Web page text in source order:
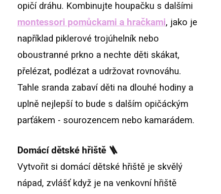
opičí dráhu. Kombinujte houpačku s dalšími
montessori pomůckami a hračkami, jako je
například piklerové trojúhelník nebo
oboustranné prkno a nechte děti skákat,
přelézat, podlézat a udržovat rovnováhu.
Tahle sranda zabaví děti na dlouhé hodiny a
uplně nejlepší to bude s dalším opičáckým
parťákem - sourozencem nebo kamarádem.
Domácí dětské hřiště 🪜
Vytvořit si domácí dětské hřiště je skvělý
nápad, zvlášť když je na venkovní hřiště